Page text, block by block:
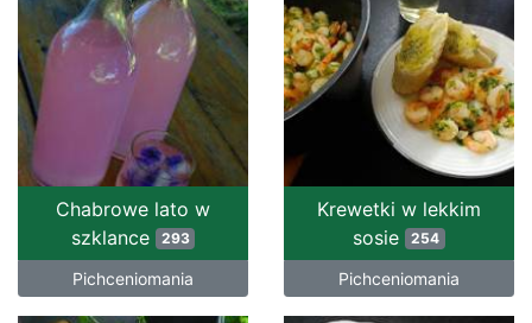
Chabrowe lato w
szklance
293
Pichceniomania
Krewetki w lekkim
sosie 254
Pichceniomania